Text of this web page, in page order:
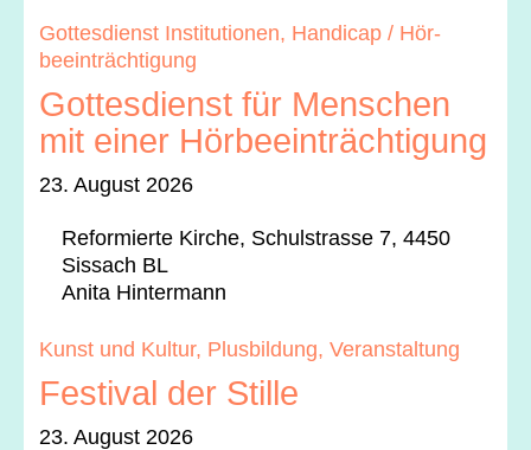
Gottes­di­enst Insti­tu­tio­nen, Hand­i­cap / Hör­
beein­träch­ti­gung
Gottesdienst für Menschen
mit einer Hörbeeinträchtigung
23. August 2026
Reformierte Kirche, Schul­strasse 7, 4450
Sis­sach BL
Ani­ta Hin­ter­mann
Kun­st und Kul­tur, Plus­bil­dung, Ver­anstal­tung
Festival der Stille
23. August 2026